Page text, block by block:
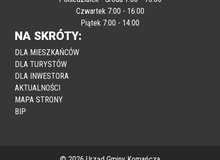
Poniedziałek - Środa 7:00 - 15:00
Czwartek 7:00 - 16:00
Piątek 7:00 - 14:00
NA SKRÓTY:
DLA MIESZKAŃCÓW
DLA TURYSTÓW
DLA INWESTORA
AKTUALNOŚCI
MAPA STRONY